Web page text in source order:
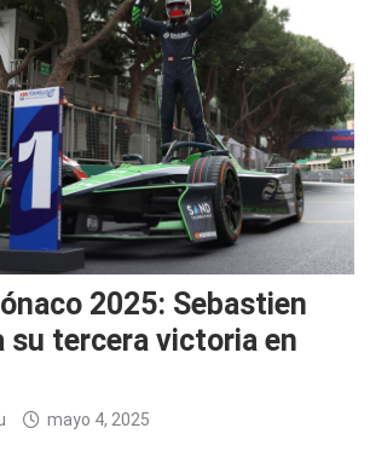
2025: Sebastien
su tercera victoria en
mayo 4, 2025